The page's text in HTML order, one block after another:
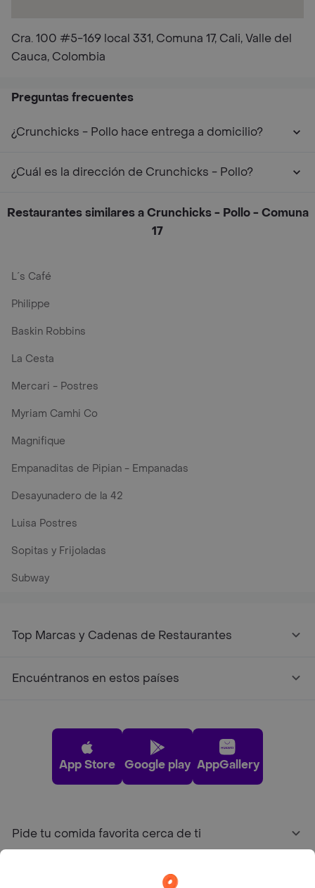
Cra. 100 #5-169 local 331, Comuna 17, Cali, Valle del
Cauca, Colombia
Preguntas frecuentes
¿Crunchicks - Pollo hace entrega a domicilio?
¿Cuál es la dirección de Crunchicks - Pollo?
Restaurantes similares a Crunchicks - Pollo - Comuna
17
L´s Café
Philippe
Baskin Robbins
La Cesta
Mercari - Postres
Myriam Camhi Co
Magnifique
Empanaditas de Pipian - Empanadas
Desayunadero de la 42
Luisa Postres
Sopitas y Frijoladas
Subway
Top Marcas y Cadenas de Restaurantes
Encuéntranos en estos países
App Store Google play AppGallery
Pide tu comida favorita cerca de ti